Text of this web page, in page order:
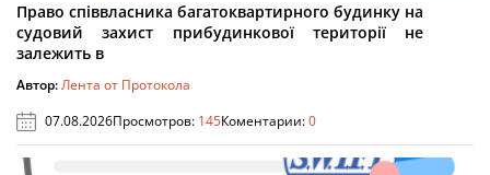
Право співвласника багатоквартирного будинку на
судовий захист прибудинкової території не
залежить в
Автор:Лента от Протокола
07.08.2026Просмотров: 145Коментарии:0